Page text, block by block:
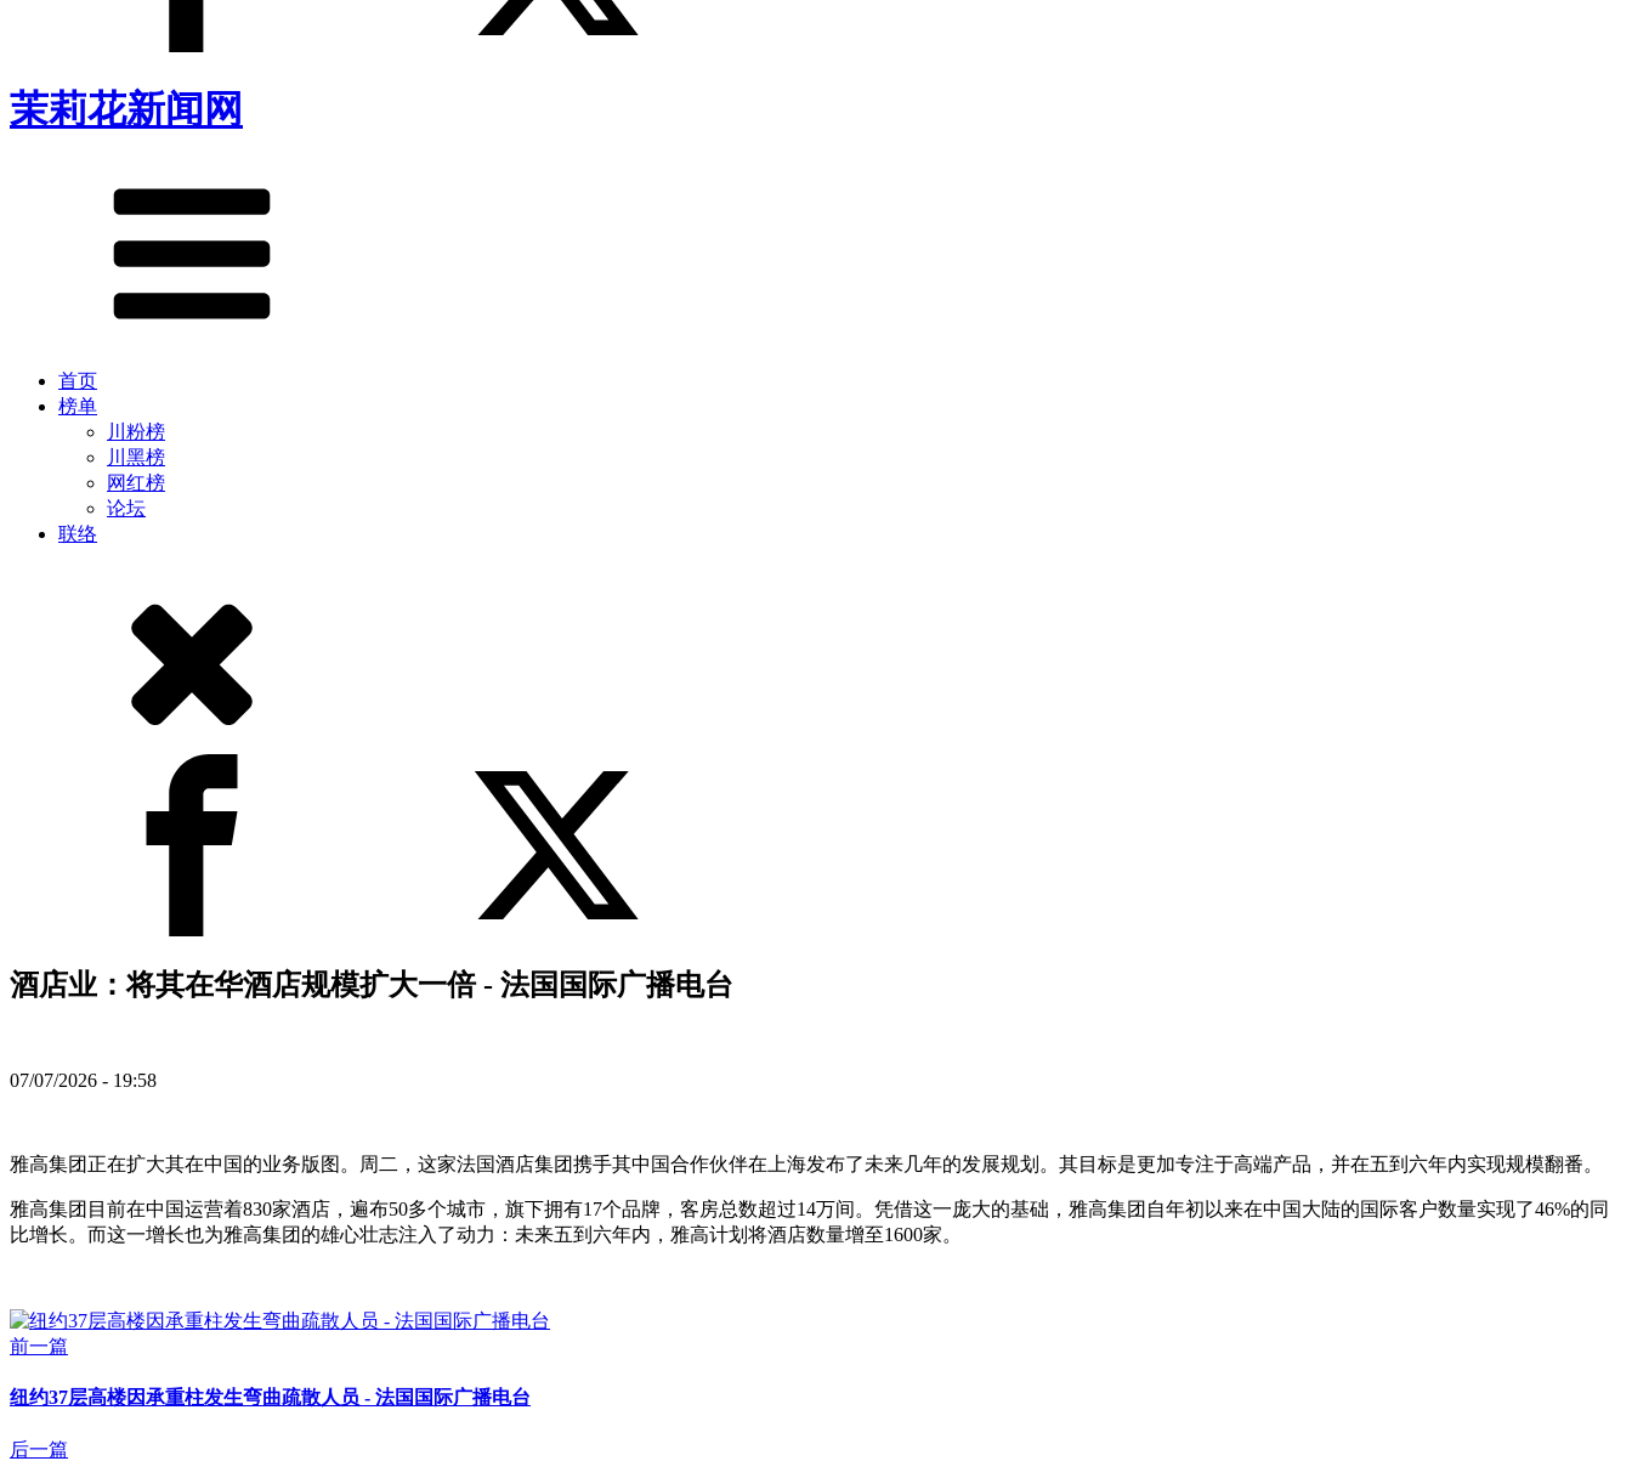
茉莉花新闻网
首页
榜单
川粉榜
川黑榜
网红榜
论坛
联络
酒店业：将其在华酒店规模扩大一倍 - 法国国际广播电台
07/07/2026 - 19:58
雅高集团正在扩大其在中国的业务版图。周二，这家法国酒店集团携手其中国合作伙伴在上海发布了未来几年的发展规划。其目标是更加专注于高端产品，并在五到六年内实现规模翻番。
雅高集团目前在中国运营着830家酒店，遍布50多个城市，旗下拥有17个品牌，客房总数超过14万间。凭借这一庞大的基础，雅高集团自年初以来在中国大陆的国际客户数量实现了46%的同
比增长。而这一增长也为雅高集团的雄心壮志注入了动力：未来五到六年内，雅高计划将酒店数量增至1600家。
前一篇
纽约37层高楼因承重柱发生弯曲疏散人员 - 法国国际广播电台
后一篇